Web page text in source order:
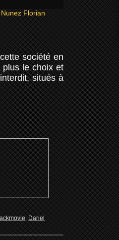
Florian
société en
plus le choix et
situés à
,Dariel